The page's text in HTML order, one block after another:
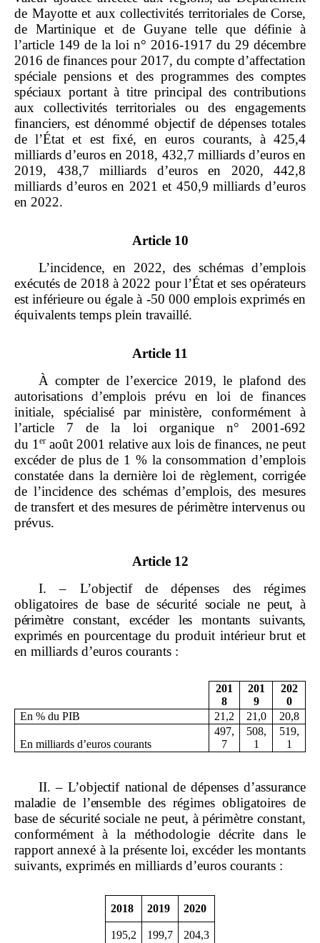
de Mayotte et aux collectivités territoriales de Corse,
de Martinique et de Guyane telle que définie à
l’article 149 de la loi n° 2016‑1917 du 29 décembre
2016 de finances pour 2017, du compte d’affectation
spéciale pensions et des programmes des comptes
spéciaux portant à titre principal des contributions
aux collectivités territoriales ou des engagements
financiers, est dénommé objectif de dépenses totales
de l’État et est fixé, en euros courants, à 425,4
milliards d’euros en 2018, 432,7 milliards d’euros en
2019, 438,7 milliards d’euros en 2020, 442,8
milliards d’euros en 2021 et 450,9 milliards d’euros
en 2022.
Article 10
L’incidence, en 2022, des schémas d’emplois
exécutés de 2018 à 2022 pour l’État et ses opérateurs
est inférieure ou égale à -50 000 emplois exprimés en
équivalents temps plein travaillé.
Article 11
À compter de l’exercice 2019, le plafond des
autorisations d’emplois prévu en loi de finances
initiale, spécialisé par ministère, conformément à
l’article 7 de la loi organique n° 2001‑692
du 1 er août 2001 relative aux lois de finances, ne peut
excéder de plus de 1 % la consommation d’emplois
constatée dans la dernière loi de règlement, corrigée
de l’incidence des schémas d’emplois, des mesures
de transfert et des mesures de périmètre intervenus ou
prévus.
Article 12
I. – L’objectif de dépenses des régimes
obligatoires de base de sécurité sociale ne peut, à
périmètre constant, excéder les montants suivants,
exprimésen pourcentage du produit intérieur brut et
en milliards d’euros courants :
201
8
201
9
202
0
En % du PIB
21,2 21,0 20,8
En milliards d’euros courants
497,
7
508,
1
519,
1
II. – L’objectif national de dépenses d’assurance
maladie de l’ensembledes régimes obligatoires de
base de sécurité sociale ne peut, à périmètre constant,
conformément à la méthodologie décrite dans le
rapport annexé à la présente loi, excéder les montants
suivants, exprimés en milliards d’euros courants :
2018 2019 2020
195,2 199,7 204,3